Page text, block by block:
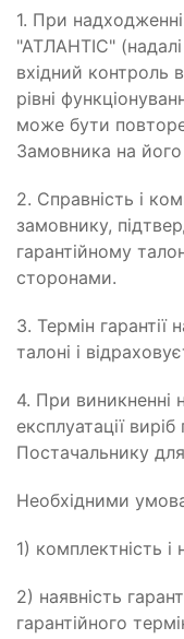
1. При
"АТЛАНТІС"
вхідний контроль
рівні
може бути
Замовника на
2. Справність і
замовнику,
гарантійному
сторонами.
3. Термін гарантії
талоні і
4. При виникненні
експлуатації
Постачальнику
Необхідними
1) комплектність і
2) наявність
гарантійного